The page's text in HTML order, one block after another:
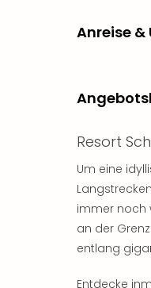
Anreise
Resort
Um eine
immer noch
an der
entlang
Entdecke